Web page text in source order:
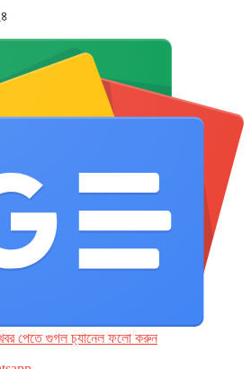
পেতে গুগল চ‌্যানেল ফলো করুন